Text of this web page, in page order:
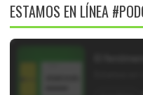
ESTAMOS EN LÍNEA